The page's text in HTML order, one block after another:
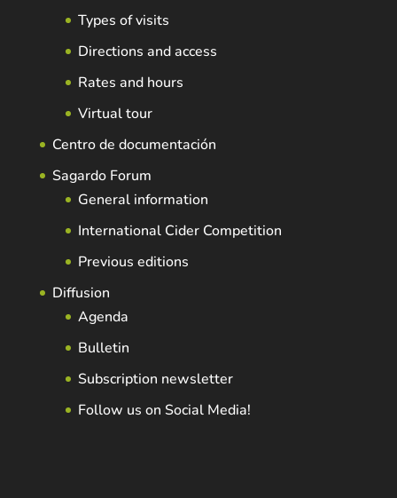
Types of visits
Directions and access
Rates and hours
Virtual tour
Centro de documentación
Sagardo Forum
General information
International Cider Competition
Previous editions
Diffusion
Agenda
Bulletin
Subscription newsletter
Follow us on Social Media!